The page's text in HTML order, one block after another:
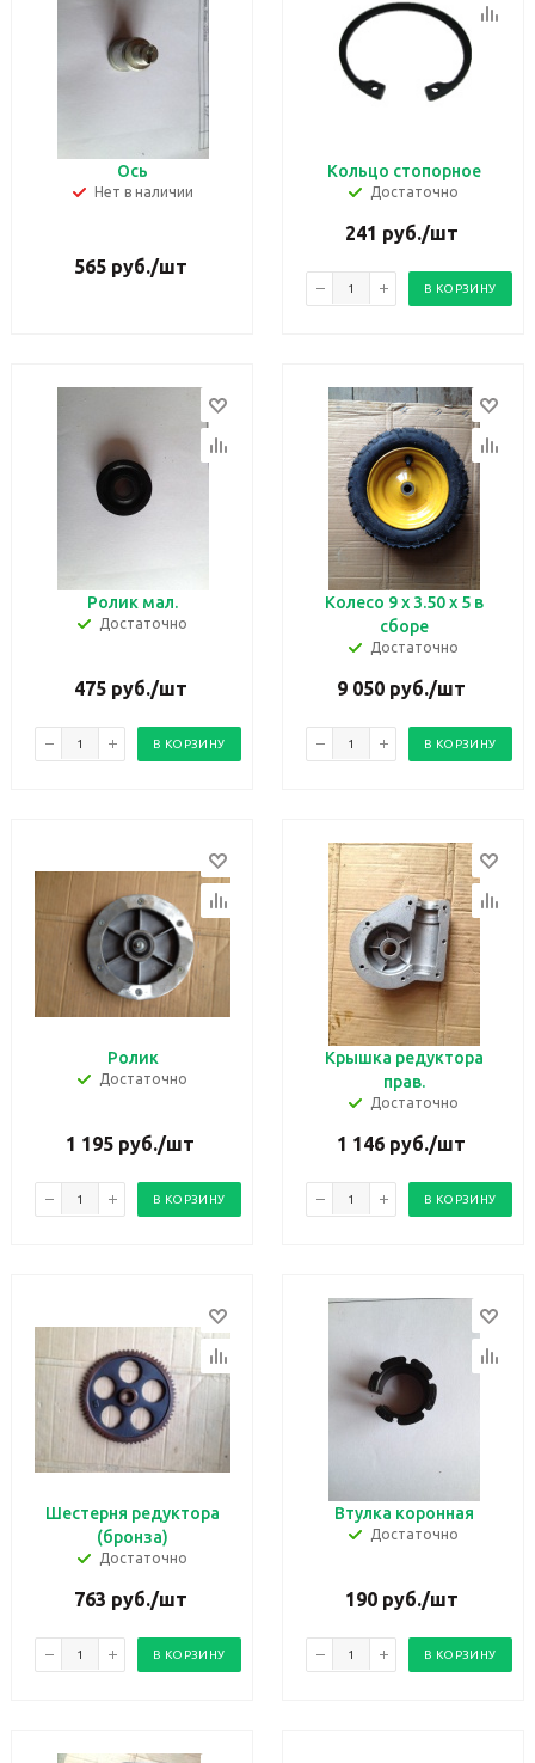
Ось
Нет в наличии
565руб./шт
Кольцо стопорное
Достаточно
241 руб./шт
В КОРЗИНУ
Ролик мал.
Достаточно
475руб./шт
В КОРЗИНУ
Колесо 9 х 3.50 х 5 в
сборе
Достаточно
9 050 руб./шт
В КОРЗИНУ
Ролик
Достаточно
1 195 руб./шт
В КОРЗИНУ
Крышка редуктора
прав.
Достаточно
1 146 руб./шт
В КОРЗИНУ
Шестерня редуктора
(бронза)
Достаточно
763 руб./шт
В КОРЗИНУ
Втулка коронная
Достаточно
190руб./шт
В КОРЗИНУ